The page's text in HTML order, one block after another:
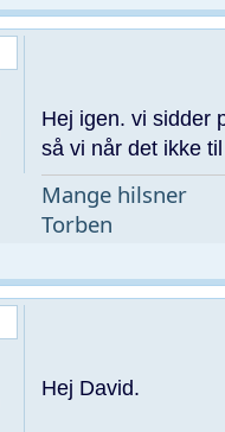
Hej igen. vi sidder
så vi når det ikke
Mange hilsner
Torben
Hej David.